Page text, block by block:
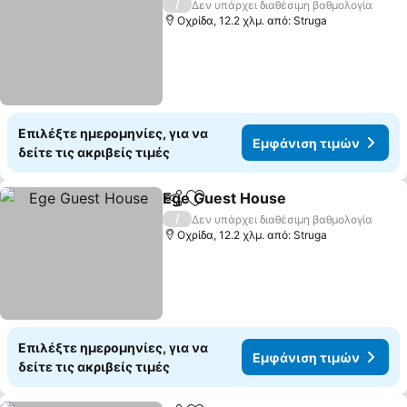
/
Δεν υπάρχει διαθέσιμη βαθμολογία
Οχρίδα, 12.2 χλμ. από: Struga
Επιλέξτε ημερομηνίες, για να
δείτε τις ακριβείς τιμές
Εμφάνιση τιμών
Κοινοποίηση
Προσθήκη στα αγαπημένα
Ege Guest House
/
Δεν υπάρχει διαθέσιμη βαθμολογία
Οχρίδα, 12.2 χλμ. από: Struga
Επιλέξτε ημερομηνίες, για να
δείτε τις ακριβείς τιμές
Εμφάνιση τιμών